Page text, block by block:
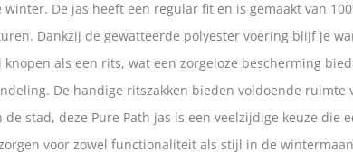
De jas heeft een regular fit en is gemaakt van
Dankzij de gewatteerde polyester voering blijf je
als een rits, wat een zorgeloze bescherming
De handige ritszakken bieden voldoende ruimte
stad, deze Pure Path jas is een veelzijdige keuze die
voor zowel functionaliteit als stijl in de